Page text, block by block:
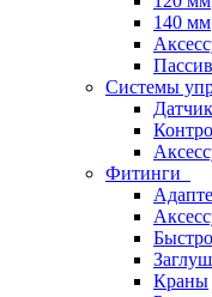
140 мм
Системы
Фитинги
Краны